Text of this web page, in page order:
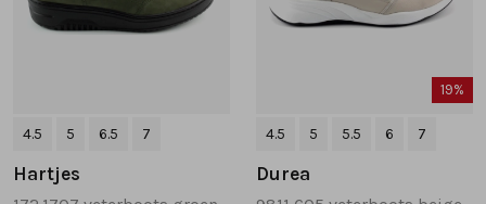
4.5 5 6.5 7
Hartjes
19%
4.5 5 5.5 6 7
Durea